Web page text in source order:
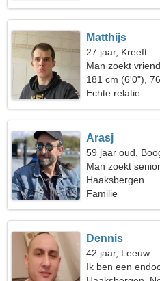
Matthijs
27 jaar, Kreeft
Man zoekt
181 cm (6'0"),
Echte relatie
Arasj
59 jaar oud,
Man zoekt
Haaksbergen
Familie
Dennis
42 jaar, Leeuw
Ik ben een